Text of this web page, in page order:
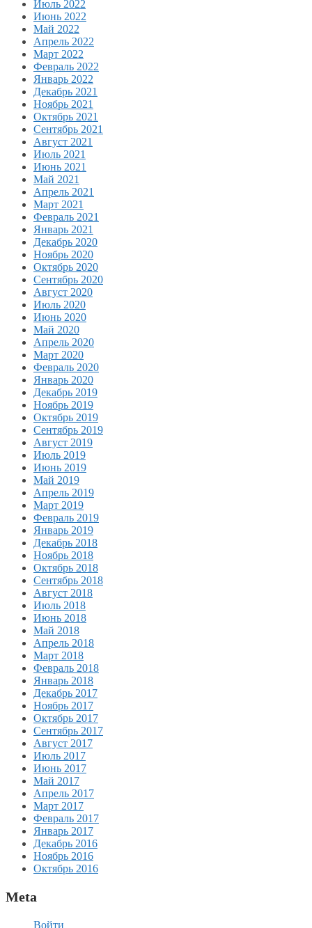
Июль 2022
Июнь 2022
Май 2022
Апрель 2022
Март 2022
Февраль 2022
Январь 2022
Декабрь 2021
Ноябрь 2021
Октябрь 2021
Сентябрь 2021
Август 2021
Июль 2021
Июнь 2021
Май 2021
Апрель 2021
Март 2021
Февраль 2021
Январь 2021
Декабрь 2020
Ноябрь 2020
Октябрь 2020
Сентябрь 2020
Август 2020
Июль 2020
Июнь 2020
Май 2020
Апрель 2020
Март 2020
Февраль 2020
Январь 2020
Декабрь 2019
Ноябрь 2019
Октябрь 2019
Сентябрь 2019
Август 2019
Июль 2019
Июнь 2019
Май 2019
Апрель 2019
Март 2019
Февраль 2019
Январь 2019
Декабрь 2018
Ноябрь 2018
Октябрь 2018
Сентябрь 2018
Август 2018
Июль 2018
Июнь 2018
Май 2018
Апрель 2018
Март 2018
Февраль 2018
Январь 2018
Декабрь 2017
Ноябрь 2017
Октябрь 2017
Сентябрь 2017
Август 2017
Июль 2017
Июнь 2017
Май 2017
Апрель 2017
Март 2017
Февраль 2017
Январь 2017
Декабрь 2016
Ноябрь 2016
Октябрь 2016
Meta
Войти